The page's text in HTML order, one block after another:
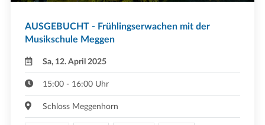
AUSGEBUCHT - Frühlingserwachen mit der
Musikschule Meggen
Sa, 12. April 2025
15:00 - 16:00 Uhr
Schloss Meggenhorn